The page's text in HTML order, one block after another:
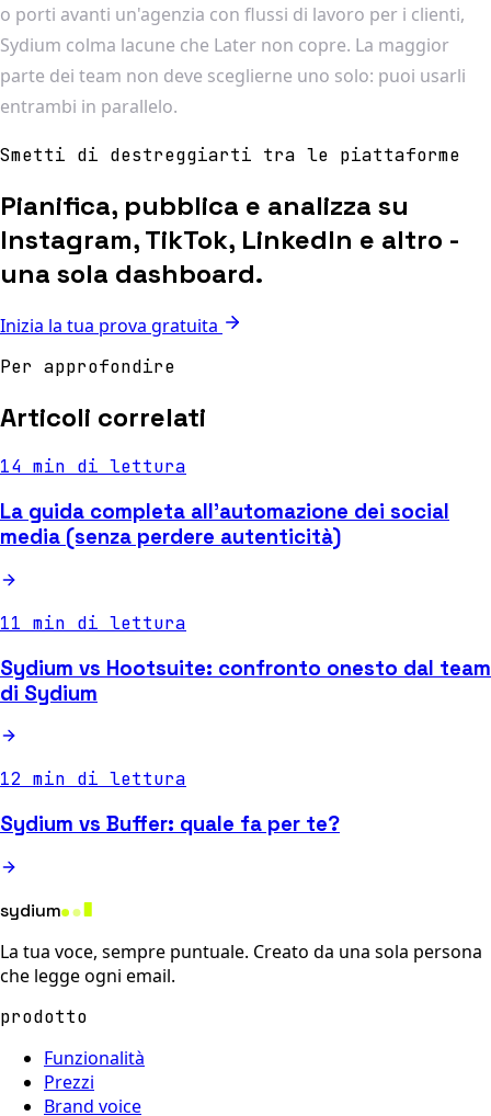
o porti avanti un'agenzia con flussi di lavoro per i clienti,
Sydium colma lacune che Later non copre. La maggior
parte dei team non deve sceglierne uno solo: puoi usarli
entrambi in parallelo.
Smetti di destreggiarti tra le piattaforme
Pianifica, pubblica e analizza su
Instagram, TikTok, LinkedIn e altro -
una sola dashboard.
Inizia la tua prova gratuita
Per approfondire
Articoli correlati
14 min di lettura
La guida completa all'automazione dei social
media (senza perdere autenticità)
11 min di lettura
Sydium vs Hootsuite: confronto onesto dal team
di Sydium
12 min di lettura
Sydium vs Buffer: quale fa per te?
sydium
La tua voce, sempre puntuale. Creato da una sola persona
che legge ogni email.
prodotto
Funzionalità
Prezzi
Brand voice